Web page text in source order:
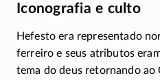
Iconografia e culto
Hefesto era representado
ferreiro e seus atributos
tema do deus retornando ao